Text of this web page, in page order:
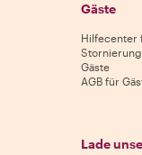
Gäste
Hilfecenter
Gäste
AGB für
Lade